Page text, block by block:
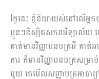
ថ្ងៃនេះ ខ្ញុំនិយាយសំដៅលើអ្
ប្អូនៗនិស្សិតសកលវិទ្យាល័យ
គាត់មានវិញ្ញាបនបត្រអី គា
ការ ក៏មានវិញ្ញាបនបត្រសម្រា
មួយ គេមើលសញ្ញាបត្រអាចា